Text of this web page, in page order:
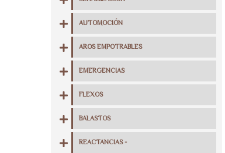
AUTOMOCIÓN
AROS EMPOTRABLES
EMERGENCIAS
FLEXOS
BALASTOS
REACTANCIAS -